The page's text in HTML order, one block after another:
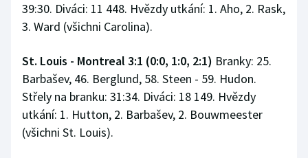
39:30. Diváci: 11 448. Hvězdy utkání: 1. Aho, 2. Rask,
3. Ward (všichni Carolina).
St. Louis - Montreal 3:1 (0:0, 1:0, 2:1) Branky: 25.
Barbašev, 46. Berglund, 58. Steen - 59. Hudon.
Střely na branku: 31:34. Diváci: 18 149. Hvězdy
utkání: 1. Hutton, 2. Barbašev, 2. Bouwmeester
(všichni St. Louis).